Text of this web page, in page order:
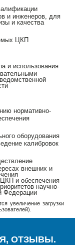
и инженеров, для
и качества
ЦКП
и использования
нормативно-
оборудования
калибровок
внешних и
ЦКП и обеспечения
научно-
Федерации
увеличение загрузки
ОТЗЫВЫ.